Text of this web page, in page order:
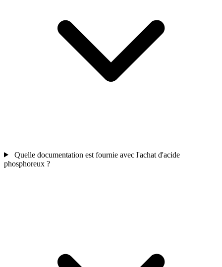
Quelle documentation est fournie avec l'achat d'acide
phosphoreux ?